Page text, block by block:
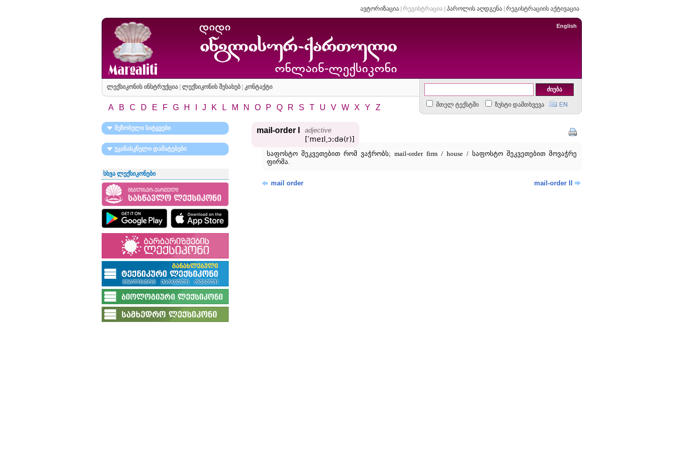
ავტორიზაცია| რეგისტრაცია| პაროლის აღდგენა| რეგისტრაციის აქტივაცია
English
ლექსიკონის ინსტრუქცია| ლექსიკონის შესახებ| კონტაქტი
მთელ ტექსტში ზუსტი დამთხვევა
A B C D E F G H J K L M N O P Q R S T U V W X Y Z
მეზობელი სიტყვები
უკანასკნელი დამატებები
სხვა ლექსიკონები
mail-order I adjective
[ʹmeɪl͵ɔ:də(r)]
საფოსტო შეკვეთებით რომ ვაჭრობს; mail-order firm / house / საფოსტო შეკვეთებით მოვაჭრე
ფირმა.
mail order mail-order II